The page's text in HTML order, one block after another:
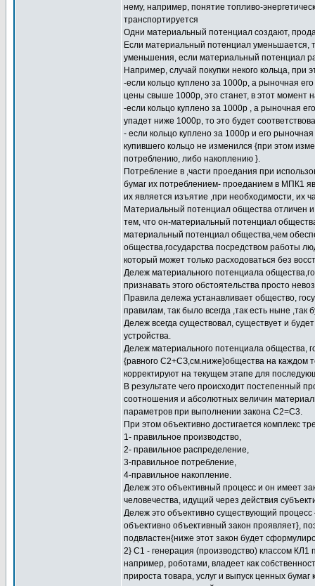
нему, например, понятие топливо-
транспортируется
Одни материальный потенциал создают,
Если материальный потенциал уменьшается,
уменьшения, если материальный потенциал
Например, случай покупки некого кольца,
-если кольцо куплено за 1000р, а рыночная
цены свыше 1000р, это станет, в этот момент
-если кольцо куплено за 1000р , а рыночная
упадет ниже 1000р, то это будет
- если кольцо куплено за 1000р и его
купившего кольцо не изменился {при этом
потреблению, либо накоплению }.
Потребление в ,части проедания при
бумаг их потреблением- проеданием в МПК1
их является изъятие ,при необходимости, их
Материальный потенциал общества отличен
тем, что он-материальный потенциал
материальный потенциал общества,чем
общества,государства посредством работы
который может только расходоваться без
Дележ материального потенциала
признавать этого обстоятельства просто
Правила дележа устанавливает общество,
правилам, так было всегда ,так есть ныне ,так
Дележ всегда существовал, существует и
устройства.
Дележ материального потенциала общества,
{равного С2+СЗ,см.ниже}общества на каждом
корректируют на текущем этапе для
В результате чего происходит постепенный
соотношения и абсолютных величин
параметров при выполнении закона С2=С3.
При этом объективно достигается комплекс
1- правильное производство,
2- правильное распределение,
3-правильное потребление,
4-правильное накопление.
Дележ это объективный процесс и он имеет
человечества, идущий через действия
Дележ это объективно существующий
объективно объективный закон проявляет},
подвластен{ниже этот закон будет
2} C1 - генерация (производство) классом
например, роботами, владеет как
прироста товара, услуг и выпуск ценных